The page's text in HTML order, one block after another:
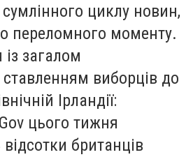
сумлінного циклу новин,
переломного моменту.
загалом
виборців до
Ірландії:
цього тижня
британців